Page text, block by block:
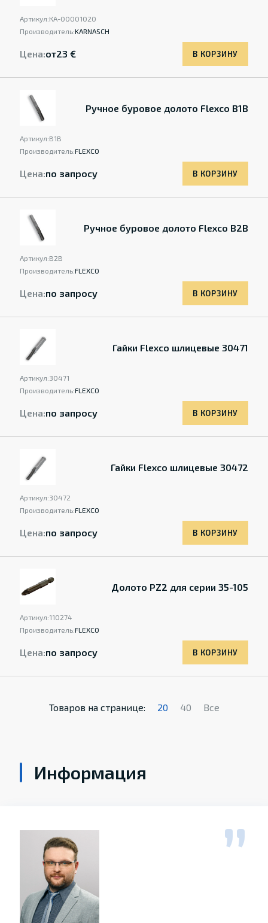
Артикул:КА-00001020
Производитель:KARNASCH
Цена:от23 € В КОРЗИНУ
Ручное буровое долото Flexco B1B
Артикул:B1B
Производитель:FLEXCO
Цена:по запросу В КОРЗИНУ
Ручное буровое долото Flexco B2B
Артикул:B2B
Производитель:FLEXCO
Цена:по запросу В КОРЗИНУ
Гайки Flexco шлицевые 30471
Артикул:30471
Производитель:FLEXCO
Цена:по запросу В КОРЗИНУ
Гайки Flexco шлицевые 30472
Артикул:30472
Производитель:FLEXCO
Цена:по запросу В КОРЗИНУ
Долото PZ2 для серии 35-105
Артикул:110274
Производитель:FLEXCO
Цена:по запросу В КОРЗИНУ
Товаров на странице: 20 40 Все
Информация